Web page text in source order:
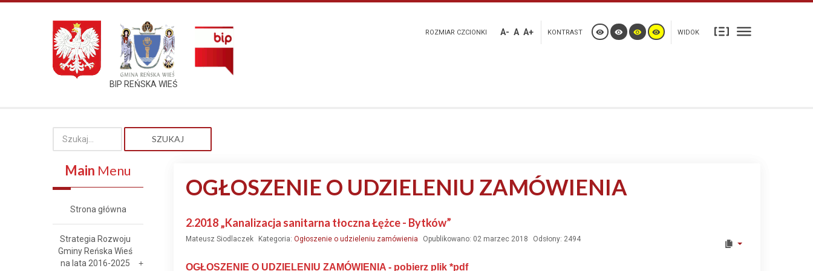
BIP REŃSKA WIEŚ
ROZMIAR CZCIONKI A- A A+ KONTRAST WIDOK
SZUKAJ
OGŁOSZENIE O UDZIELENIU ZAMÓWIENIA
2.2018 „Kanalizacja sanitarna tłoczna Łężce - Bytków”
Mateusz Siodlaczek Kategoria: Ogłoszenie o udzieleniu zamówienia Opublikowano: 02 marzec 2018 Odsłony: 2494
OGŁOSZENIE O UDZIELENIU ZAMÓWIENIA - pobierz plik *pdf
Main Menu
Strona główna
Strategia Rozwoju
Gminy Reńska Wieś
na lata 2016-2025